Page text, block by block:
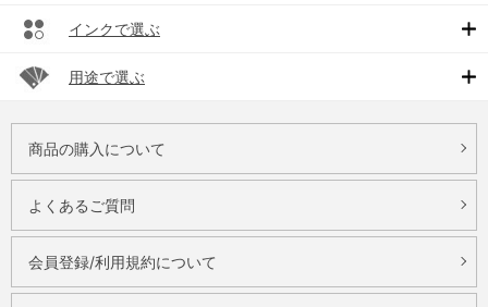
インクで選ぶ
用途で選ぶ
商品の購入について
よくあるご質問
会員登録/利用規約について